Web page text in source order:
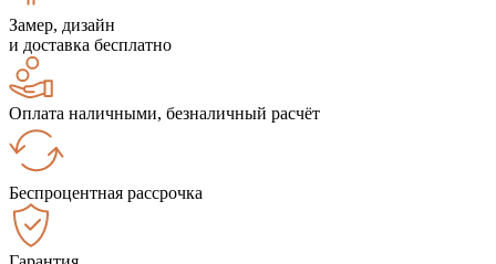
Замер, дизайн
и доставка бесплатно
Оплата наличными, безналичный расчёт
Беспроцентная рассрочка